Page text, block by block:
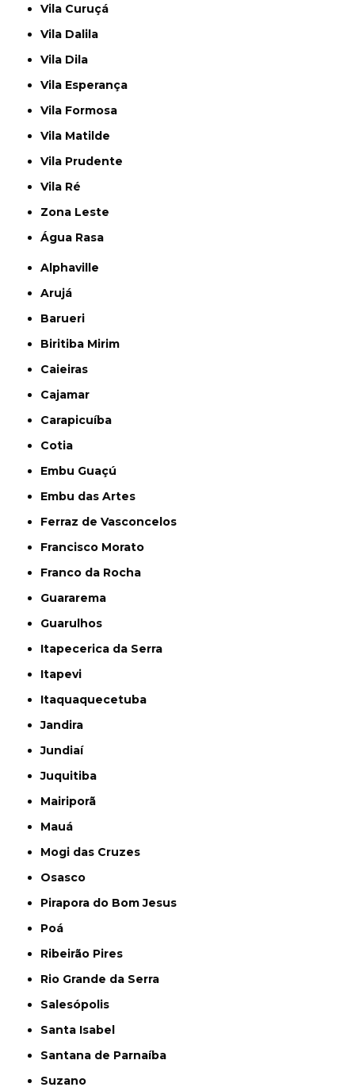
Vila Curuçá
Vila Dalila
Vila Dila
Vila Esperança
Vila Formosa
Vila Matilde
Vila Prudente
Vila Ré
Zona Leste
Água Rasa
Alphaville
Arujá
Barueri
Biritiba Mirim
Caieiras
Cajamar
Carapicuíba
Cotia
Embu Guaçú
Embu das Artes
Ferraz de Vasconcelos
Francisco Morato
Franco da Rocha
Guararema
Guarulhos
Itapecerica da Serra
Itapevi
Itaquaquecetuba
Jandira
Jundiaí
Juquitiba
Mairiporã
Mauá
Mogi das Cruzes
Osasco
Pirapora do Bom Jesus
Poá
Ribeirão Pires
Rio Grande da Serra
Salesópolis
Santa Isabel
Santana de Parnaíba
Suzano